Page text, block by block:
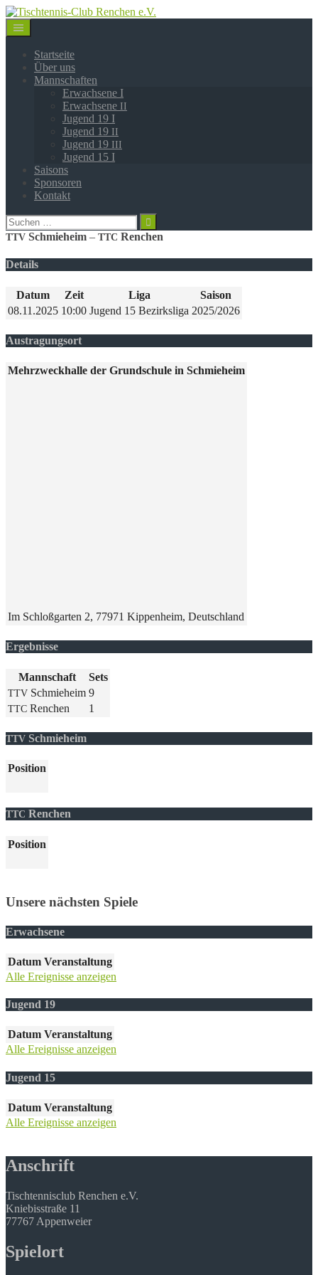
Springe
zum
Inhalt
Startseite
Über uns
Mannschaften
Erwachsene I
Erwachsene II
Jugend 19 I
Jugend 19 II
Jugend 19 III
Jugend 15 I
Saisons
Sponsoren
Kontakt
Suchen
nach:
TTV Schmie­heim – TTC Renchen
Details
Datum Zeit Liga
Saison
08.11.2025 10:00 Jugend 15 Bezirksliga 2025/2026
Austragungsort
Mehr­zweck­hal­le der Grund­schu­le in Schmieheim
Im Schloß­gar­ten 2, 77971 Kippen­heim, Deutschland
Ergebnisse
Mann­schaft Sets
TTV Schmieheim 9
TTC Renchen 1
TTV Schmieheim
Posi­ti­on
TTC Renchen
Posi­ti­on
Unsere nächsten Spiele
Erwachsene
Datum Veranstaltung
Alle Ereignisse anzeigen
Jugend 19
Datum Veranstaltung
Alle Ereignisse anzeigen
Jugend 15
Datum Veranstaltung
Alle Ereignisse anzeigen
Anschrift
Tischtennisclub Renchen e.V.
Kniebisstraße 11
77767 Appenweier
Spielort